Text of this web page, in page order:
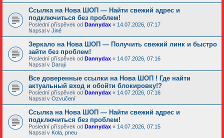
Ссылка на Нова ШОП — Найти свежий адрес и
подключиться без проблем!
Poslední příspěvek od Dannydax « 14.07.2026, 07:17
Napsal v Jiné
Зеркало на Нова ШОП — Получить свежий линк и быстро
зайти без проблем!
Poslední příspěvek od Dannydax « 14.07.2026, 07:16
Napsal v Daruji
Все доверенные ссылки на Нова ШОП ! Где найти
актуальный вход и обойти блокировку!?
Poslední příspěvek od Dannydax « 14.07.2026, 07:16
Napsal v Ozvučení
Ссылка на Нова ШОП — Найти свежий адрес и
подключиться без проблем!
Poslední příspěvek od Dannydax « 14.07.2026, 07:15
Napsal v Kola, pneu